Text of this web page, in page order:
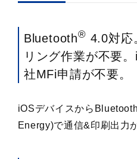
関連コンテンツ
オプション
その他
Bluetooth® 4.0対応
リング作業が不要
社MFi申請が不要。
iOSデバイスから
Energy)で通信&印刷出力